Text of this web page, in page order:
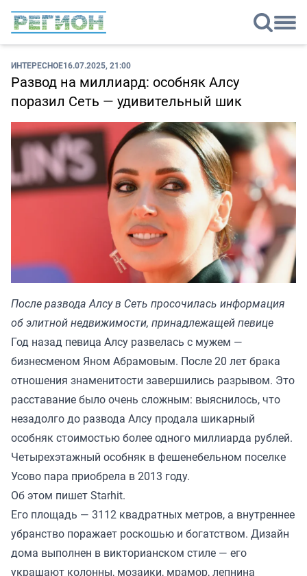
ИНТЕРЕСНОЕ16.07.2025, 21:00
Развод на миллиард: особняк Алсу
поразил Сеть — удивительный шик
После развода Алсу в Сеть просочилась информация
об элитной недвижимости, принадлежащей певице
Год назад певица Алсу развелась с мужем —
бизнесменом Яном Абрамовым. После 20 лет брака
отношения знаменитости завершились разрывом. Это
расставание было очень сложным: выяснилось, что
незадолго до развода Алсу продала шикарный
особняк стоимостью более одного миллиарда рублей.
Четырехэтажный особняк в фешенебельном поселке
Усово пара приобрела в 2013 году.
Об этом пишетStarhit.
Его площадь — 3112 квадратных метров, а внутреннее
убранство поражает роскошью и богатством. Дизайн
дома выполнен в викторианском стиле — его
украшают колонны, мозаики, мрамор, лепнина